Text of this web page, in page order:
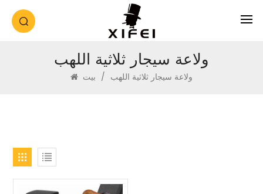
ولاعة سيجار ثلاثية اللهب
/ ولاعة سيجار ثلاثية اللهب